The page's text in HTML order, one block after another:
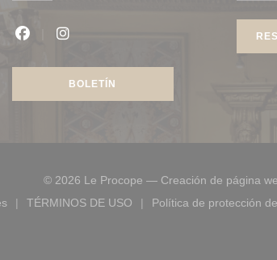
BOLETÍN
© 2026 Le Procope — Creación de página
en una nueva ventana))
TÉRMINOS DE USO
((abre en una nueva ventana))
Política de protección